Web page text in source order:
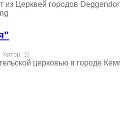
Церквей городов
Хитов: 1)
церковью в городе